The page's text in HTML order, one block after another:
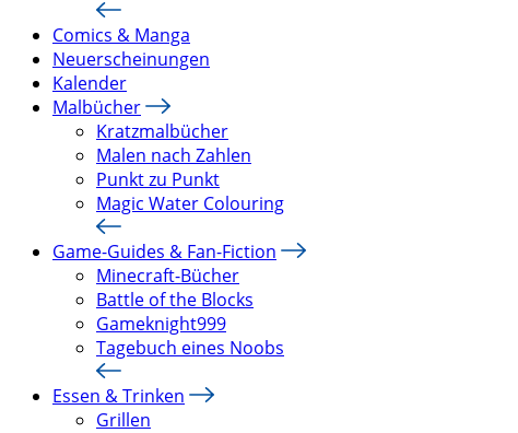
Comics & Manga
Neuerscheinungen
Kalender
Malbücher
Kratzmalbücher
Malen nach Zahlen
Punkt zu Punkt
Magic Water Colouring
Game-Guides & Fan-Fiction
Minecraft-Bücher
Battle of the Blocks
Gameknight999
Tagebuch eines Noobs
Essen & Trinken
Grillen